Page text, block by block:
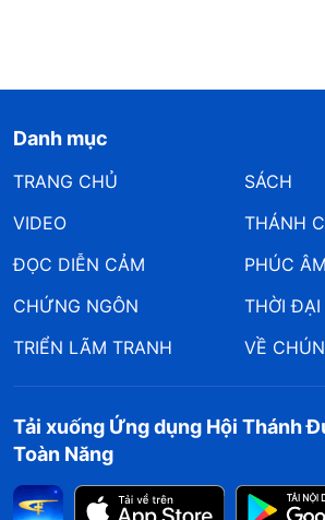
Danh mục
TRANG CHỦ
SÁCH
VIDEO
THÁNH
ĐỌC DIỄN CẢM
PHÚC ÂM
CHỨNG NGÔN
THỜI ĐẠI
TRIỂN LÃM TRANH
VỀ
Tải xuống Ứng dụng Hội Thánh
Toàn Năng